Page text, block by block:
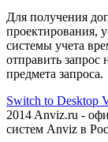
Для получения
проектирования,
системы учета
отправить запрос
предмета запроса.
Switch to Desktop
2014 Anviz.ru -
систем Anviz в